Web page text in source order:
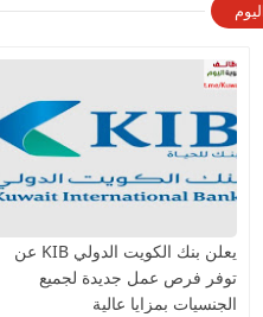
يعلن بنك الكويت الدولي KIB عن
توفر فرص عمل جديدة لجميع
الجنسيات بمزايا عالية